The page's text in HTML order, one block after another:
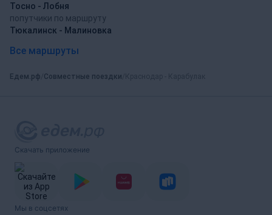
Тосно - Лобня
попутчики по маршруту
Тюкалинск - Малиновка
Все маршруты
Едем.рф Совместные поездки
Скачать приложение
Мы в соцсетях